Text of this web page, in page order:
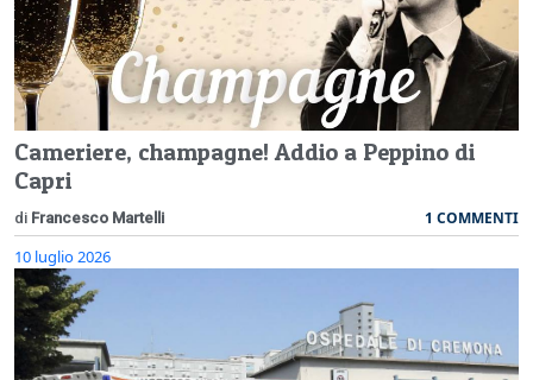
Cameriere, champagne! Addio a Peppino di
Capri
di Francesco Martelli 1 COMMENTI
10 luglio 2026